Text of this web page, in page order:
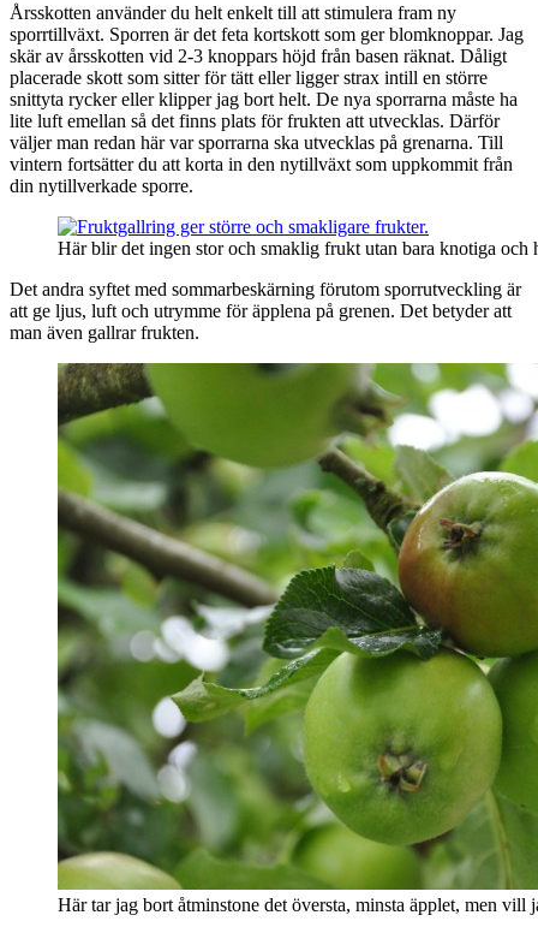
Årsskotten använder du helt enkelt till att stimulera fram ny
sporrtillväxt. Sporren är det feta kortskott som ger blomknoppar. Jag
skär av årsskotten vid 2-3 knoppars höjd från basen räknat. Dåligt
placerade skott som sitter för tätt eller ligger strax intill en större
snittyta rycker eller klipper jag bort helt. De nya sporrarna måste ha
lite luft emellan så det finns plats för frukten att utvecklas. Därför
väljer man redan här var sporrarna ska utvecklas på grenarna. Till
vintern fortsätter du att korta in den nytillväxt som uppkommit från
din nytillverkade sporre.
Här blir det ingen stor och smaklig frukt utan bara knotiga och
Det andra syftet med sommarbeskärning förutom sporrutveckling är
att ge ljus, luft och utrymme för äpplena på grenen. Det betyder att
man även gallrar frukten.
Här tar jag bort åtminstone det översta, minsta äpplet, men vill